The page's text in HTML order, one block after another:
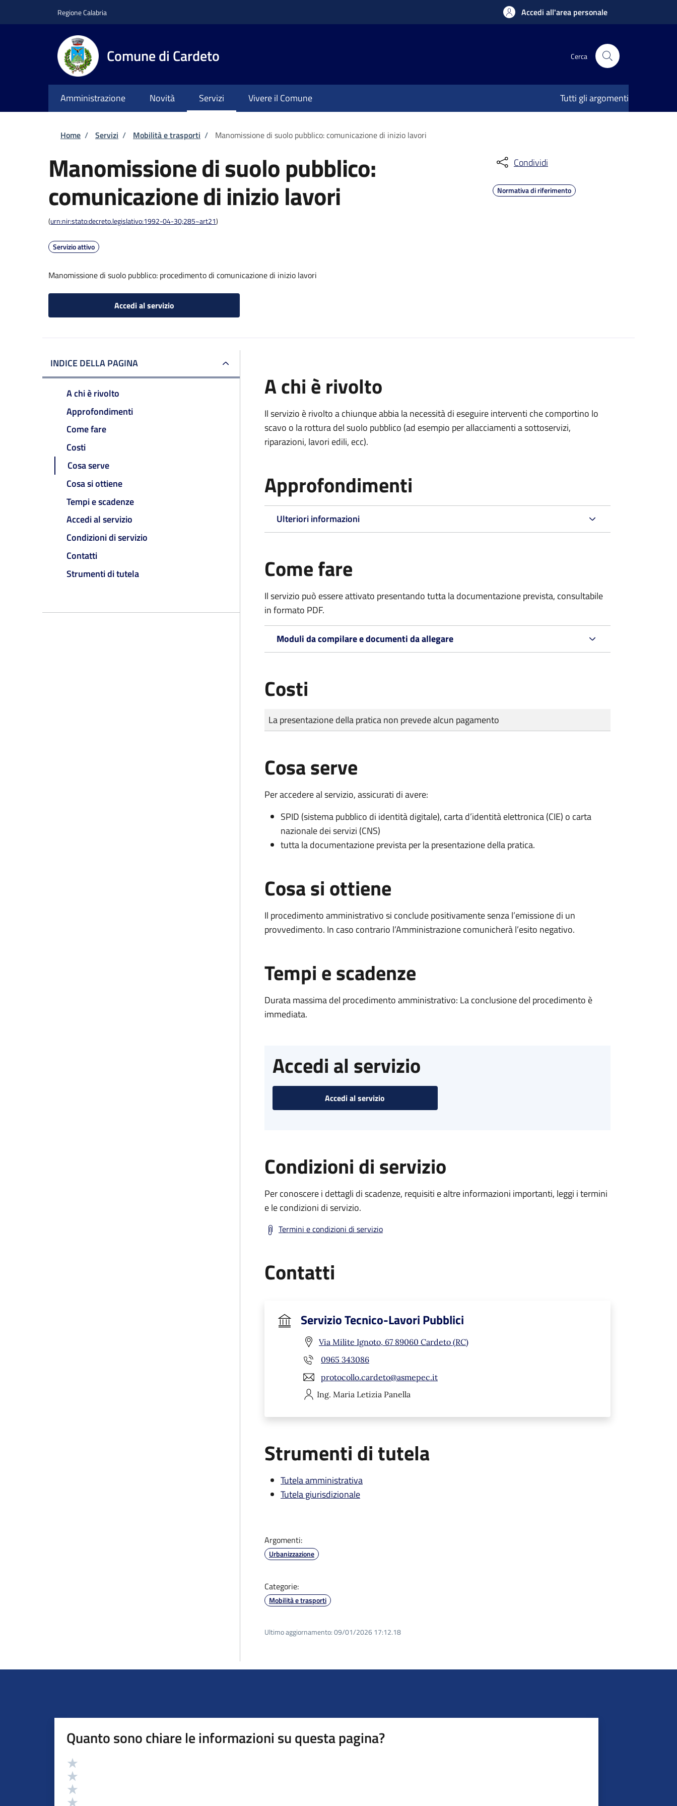
Regione Calabria Accedi all'area personale
Comune di Cardeto Cerca
Amministrazione Novità Servizi Vivere il Comune Tutti gli argomenti
Briciole di pane
Home / Servizi / Mobilità e trasporti / Manomissione di suolo pubblico: comunicazione di inizio lavori
Manomissione di suolo pubblico:
comunicazione di inizio lavori
(urn:nir:stato:decreto.legislativo:1992-04-30;285~art21)
Servizio attivo
Manomissione di suolo pubblico: procedimento di comunicazione di inizio lavori
Accedi al servizio
Condividi
Normativa di riferimento
INDICE DELLA PAGINA
A chi è rivolto
Approfondimenti
Come fare
Costi
Cosa serve
Cosa si ottiene
Tempi e scadenze
Accedi al servizio
Condizioni di servizio
Contatti
Strumenti di tutela
A chi è rivolto
Il servizio è rivolto a chiunque abbia la necessità di eseguire interventi che comportino lo
scavo o la rottura del suolo pubblico (ad esempio per allacciamenti a sottoservizi,
riparazioni, lavori edili, ecc).
Approfondimenti
Ulteriori informazioni
Come fare
Il servizio può essere attivato presentando tutta la documentazione prevista, consultabile
in formato PDF.
Moduli da compilare e documenti da allegare
Costi
Tipo di pagamento
Importo
La presentazione della pratica non prevede alcun pagamento
Cosa serve
Per accedere al servizio, assicurati di avere:
SPID (sistema pubblico di identità digitale), carta d’identità elettronica (CIE) o carta
nazionale dei servizi (CNS)
tutta la documentazione prevista per la presentazione della pratica.
Cosa si ottiene
Il procedimento amministrativo si conclude positivamente senza l’emissione di un
provvedimento. In caso contrario l’Amministrazione comunicherà l’esito negativo.
Tempi e scadenze
Durata massima del procedimento amministrativo: La conclusione del procedimento è
immediata.
Accedi al servizio
Accedi al servizio
Condizioni di servizio
Per conoscere i dettagli di scadenze, requisiti e altre informazioni importanti, leggi i termini
e le condizioni di servizio.
Termini e condizioni di servizio
Contatti
Servizio Tecnico-Lavori Pubblici
Via Milite Ignoto, 67 89060 Cardeto (RC)
0965 343086
protocollo.cardeto@asmepec.it
Ing. Maria Letizia Panella
Strumenti di tutela
Tutela amministrativa
Tutela giurisdizionale
Argomenti:
Urbanizzazione
Categorie:
Mobilità e trasporti
Ultimo aggiornamento:09/01/2026 17:12.18
Quanto sono chiare le informazioni su questa pagina?
Valutazione